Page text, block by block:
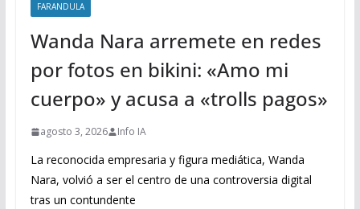
FARANDULA
Wanda Nara arremete en redes
por fotos en bikini: «Amo mi
cuerpo» y acusa a «trolls pagos»
agosto 3, 2026 Info IA
La reconocida empresaria y figura mediática, Wanda
Nara, volvió a ser el centro de una controversia digital
tras un contundente